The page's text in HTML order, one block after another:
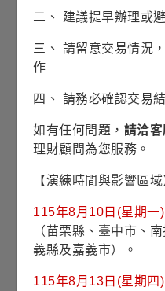
波動風險
對應指數
最高手續費
經理費
投資標的
二、 建議提早辦理或
三、 請留意交易情況
作
四、 請務必確認交易
如有任何問題， 請洽
理財顧問為您服務。
【演練時間與影響區域
115年8月10日(星期一
（苗栗縣、臺中市、
義縣及嘉義市）。
115年8月13日(星期四